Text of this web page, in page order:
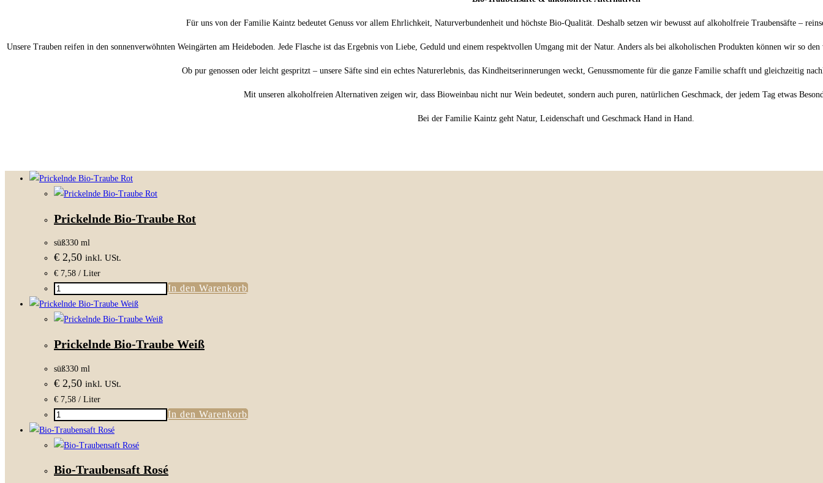
Für uns von der Familie Kaintz bedeutet Genuss vor allem Ehrlichkeit, Naturverbundenheit und höchste Bio-Qualität. Deshalb setzen wir bewusst auf alkoholfreie Traubensäfte –
Unsere Trauben reifen in den sonnenverwöhnten Weingärten am Heideboden. Jede Flasche ist das Ergebnis von Liebe, Geduld und einem respektvollen Umgang mit der Natur. Anders als bei alkoholischen Produkten können wir so
Ob pur genossen oder leicht gespritzt – unsere Säfte sind ein echtes Naturerlebnis, das Kindheitserinnerungen weckt, Genussmomente für die ganze Familie schafft und gleichzeitig
Mit unseren alkoholfreien Alternativen zeigen wir, dass Bioweinbau nicht nur Wein bedeutet, sondern auch puren, natürlichen Geschmack, der jedem Tag etwas
Bei der Familie Kaintz geht Natur, Leidenschaft und Geschmack Hand in Hand.
Prickelnde Bio-Traube Rot
süß330 ml
€ 2,50 inkl. USt.
€ 7,58 / Liter
Prickelnde
Bio-
Traube
Menge
In den Warenkorb
Prickelnde Bio-Traube Weiß
süß330 ml
€ 2,50 inkl. USt.
€ 7,58 / Liter
Prickelnde
Bio-
Traube
Menge
In den Warenkorb
Bio-Traubensaft Rosé